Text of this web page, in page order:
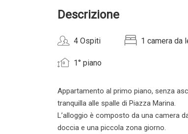
Descrizione
4 Ospiti 1 camera da
1° piano
Appartamento al primo piano, senza
tranquilla alle spalle di Piazza Marina.
L’alloggio è composto da una camera
doccia e una piccola zona giorno.